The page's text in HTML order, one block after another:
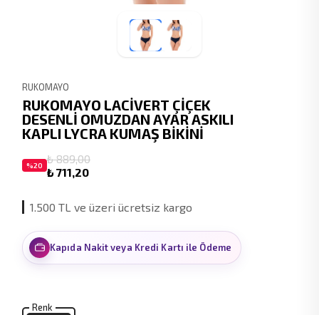
RUKOMAYO
RUKOMAYO LACİVERT ÇİÇEK
DESENLİ OMUZDAN AYAR ASKILI
KAPLI LYCRA KUMAŞ BİKİNİ
%20 ₺ 889,00
₺ 711,20
1.500 TL ve üzeri ücretsiz kargo
Kapıda Nakit veya Kredi Kartı ile Ödeme
Renk